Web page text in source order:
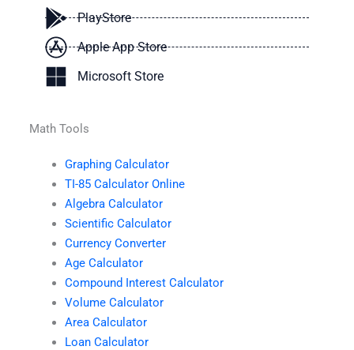
PlayStore
Apple App Store
Microsoft Store
Math Tools
Graphing Calculator
TI-85 Calculator Online
Algebra Calculator
Scientific Calculator
Currency Converter
Age Calculator
Compound Interest Calculator
Volume Calculator
Area Calculator
Loan Calculator